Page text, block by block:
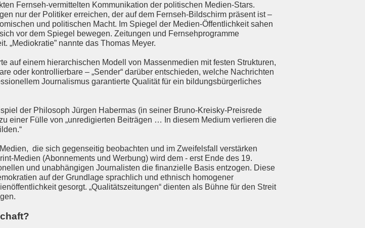
Fernseh-vermittelten Kommunikation der politischen Medien-Stars.
nur der Politiker erreichen, der auf dem Fernseh-Bildschirm präsent ist –
und politischen Macht. Im Spiegel der Medien-Öffentlichkeit sahen
vor dem Spiegel bewegen. Zeitungen und Fernsehprogramme
„Mediokratie” nannte das Thomas Meyer.
auf einem hierarchischen Modell von Massenmedien mit festen Strukturen,
oder kontrollierbare – „Sender“ darüber entschieden, welche Nachrichten
Journalismus garantierte Qualität für ein bildungsbürgerliches
der Philosoph Jürgen Habermas (in seiner Bruno-Kreisky-Preisrede
einer Fülle von „unredigierten Beiträgen … In diesem Medium verlieren die
die sich gegenseitig beobachten und im Zweifelsfall verstärken
Medien (Abonnements und Werbung) wird dem - erst Ende des 19.
und unabhängigen Journalisten die finanzielle Basis entzogen. Diese
auf der Grundlage sprachlich und ethnisch homogener
gesorgt. „Qualitätszeitungen“ dienten als Bühne für den Streit